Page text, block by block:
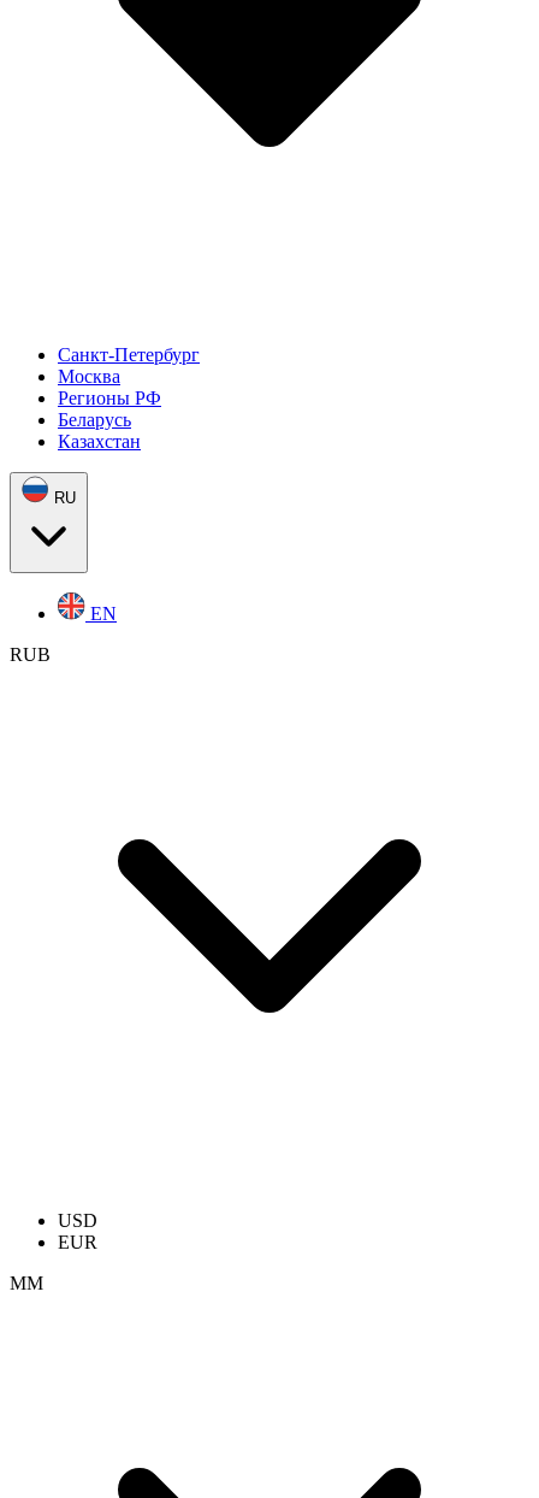
Санкт-Петербург
Москва
Регионы РФ
Беларусь
Казахстан
RU
EN
RUB
USD
EUR
ММ